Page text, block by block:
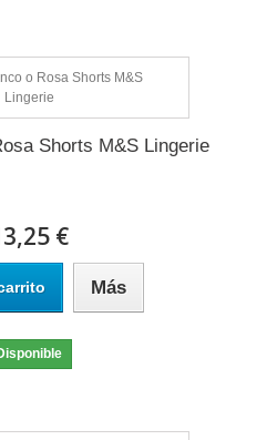
Shorts M&S Lingerie
€
Más